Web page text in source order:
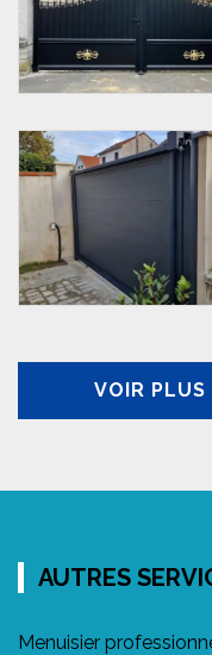
VOIR PLUS
AUTRES
Menuisier